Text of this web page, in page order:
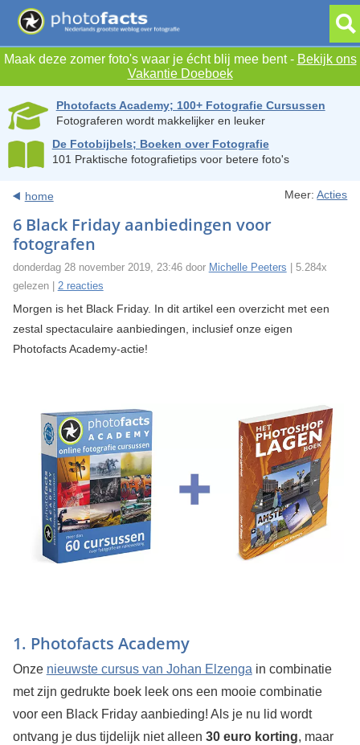
Maak deze zomer foto's waar je écht blij mee bent - Bekijk ons
Vakantie Doeboek
Photofacts Academy; 100+ Fotografie Cursussen
Fotograferen wordt makkelijker en leuker
De Fotobijbels; Boeken over Fotografie
101 Praktische fotografietips voor betere foto's
home Meer:Acties
6 Black Friday aanbiedingen voor
fotografen
donderdag 28 november 2019, 23:46 door Michelle Peeters | 5.284x
gelezen | 2 reacties
Morgen is het Black Friday. In dit artikel een overzicht met een
zestal spectaculaire aanbiedingen, inclusief onze eigen
Photofacts Academy-actie!
1. Photofacts Academy
Onze nieuwste cursus van Johan Elzenga in combinatie
met zijn gedrukte boek leek ons een mooie combinatie
voor een Black Friday aanbieding! Als je nu lid wordt
ontvang je dus tijdelijk niet alleen 30 euro korting, maar